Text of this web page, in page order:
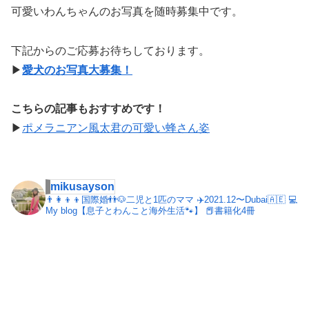
可愛いわんちゃんのお写真を随時募集中です。
下記からのご応募お待ちしております。
▶︎愛犬のお写真大募集！
こちらの記事もおすすめです！
▶︎ ポメラニアン風太君の可愛い蜂さん姿
mikusayson
👨‍👩‍👦‍👦国際婚👬🐶二児と1匹のママ ✈️2021.12〜Dubai🇦🇪 💻
My blog【息子とわんこと海外生活🐾】
📕書籍化4冊